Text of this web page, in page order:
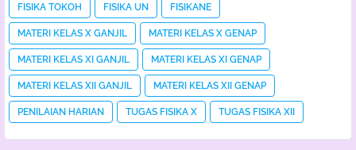
FISIKA TOKOH FISIKA UN FISIKANE
MATERI KELAS X GANJIL MATERI KELAS X GENAP
MATERI KELAS XI GANJIL MATERI KELAS XI GENAP
MATERI KELAS XII GANJIL MATERI KELAS XII GENAP
PENILAIAN HARIAN TUGAS FISIKA X TUGAS FISIKA XII